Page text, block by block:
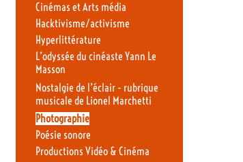
Cinémas et Arts média
Hacktivisme/activisme
Hyperlittérature
L’odyssée du cinéaste Yann Le
Masson
Nostalgie de l’éclair - rubrique
musicale de Lionel Marchetti
Photographie
Poésie sonore
Productions Vidéo & Cinéma